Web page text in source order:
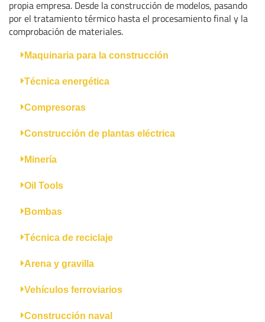
propia empresa. Desde la construcción de modelos, pasando
por el tratamiento térmico hasta el procesamiento final y la
comprobación de materiales.
Maquinaria para la construcción
Técnica energética
Compresoras
Construcción de plantas eléctrica
Minería
Oil Tools
Bombas
Técnica de reciclaje
Arena y gravilla
Vehículos ferroviarios
Construcción naval